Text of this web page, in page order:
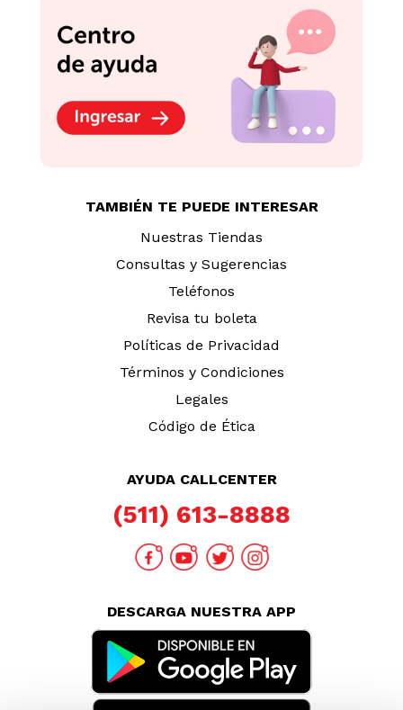
TAMBIÉN TE PUEDE INTERESAR
Nuestras Tiendas
Consultas y Sugerencias
Teléfonos
Revisa tu boleta
Políticas de Privacidad
Términos y Condiciones
Legales
Código de Ética
AYUDA CALLCENTER
(511) 613-8888
DESCARGA NUESTRA APP